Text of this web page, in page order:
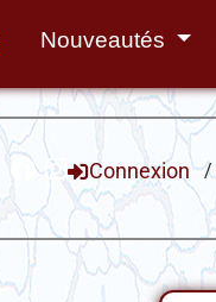
Nouveautés
Connexion /